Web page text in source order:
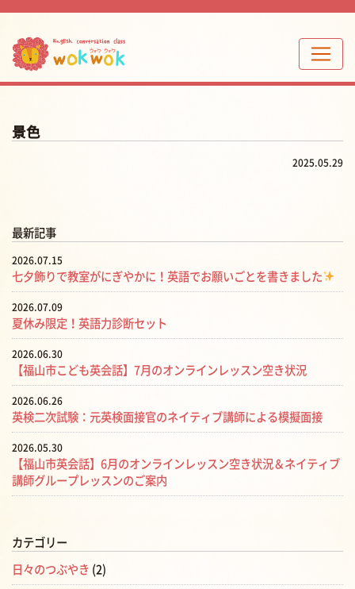
景色
2025.05.29
最新記事
2026.07.15
七夕飾りで教室がにぎやかに！英語でお願いごとを書きました
2026.07.09
夏休み限定！英語力診断セット
2026.06.30
【福山市こども英会話】7月のオンラインレッスン空き状況
2026.06.26
英検二次試験：元英検面接官のネイティブ講師による模擬面接
2026.05.30
【福山市英会話】6月のオンラインレッスン空き状況＆ネイティブ
講師グループレッスンのご案内
カテゴリー
日々のつぶやき (2)